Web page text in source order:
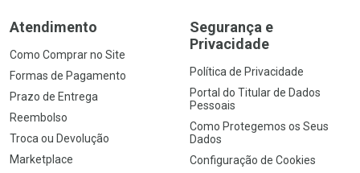
Atendimento
Como Comprar no Site
Formas de Pagamento
Prazo de Entrega
Reembolso
Troca ou Devolução
Marketplace
Segurança e
Privacidade
Política de Privacidade
Portal do Titular de Dados
Pessoais
Como Protegemos os Seus
Dados
Configuração de Cookies